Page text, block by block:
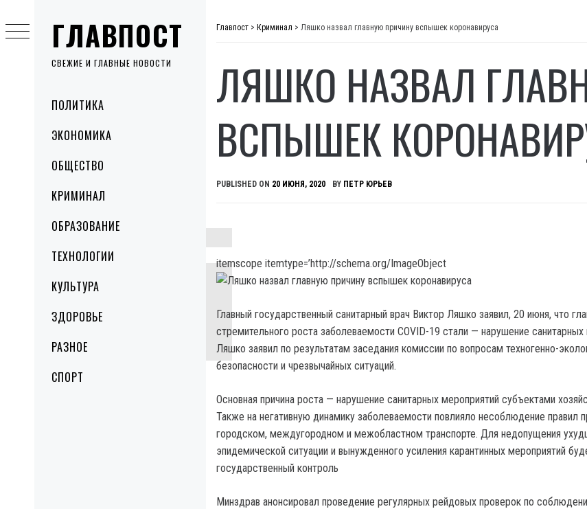
ГЛАВПОСТ
СВЕЖИЕ И ГЛАВНЫЕ НОВОСТИ
MenuПОЛИТИКА
ЭКОНОМИКА
ОБЩЕСТВО
КРИМИНАЛ
ОБРАЗОВАНИЕ
ТЕХНОЛОГИИ
КУЛЬТУРА
ЗДОРОВЬЕ
РАЗНОЕ
СПОРТ
to
content
Главпост > Криминал > Ляшко назвал главную причину вспышек коронавируса
ЛЯШКО НАЗВАЛ
ВСПЫШЕК
PUBLISHED ON 20 ИЮНЯ, 2020 BY ПЕТР ЮРЬЕВ
itemscope itemtype=’http://schema.org/ImageObject
Главный государственный санитарный врач Виктор Ляшко заявил, 20 июня, что
стремительного роста заболеваемости COVID-19 стали — нарушение
Ляшко заявил по результатам заседания комиссии по вопросам техногенно-
безопасности и чрезвычайных ситуаций.
Основная причина роста — нарушение санитарных мероприятий субъектами
Также на негативную динамику заболеваемости повлияло несоблюдение правил
городском, междугородном и межобластном транспорте. Для недопущения
эпидемической ситуации и вынужденного усиления карантинных мероприятий
государственный контроль
Минздрав анонсировал проведение регулярных рейдовых проверок по